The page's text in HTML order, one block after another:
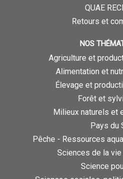
QUAE
Retours et
NOS
Agriculture et
Alimentation et
Élevage et
Forêt et
Milieux naturels et
Pays du
Pêche - Ressources
Sciences de la
Science